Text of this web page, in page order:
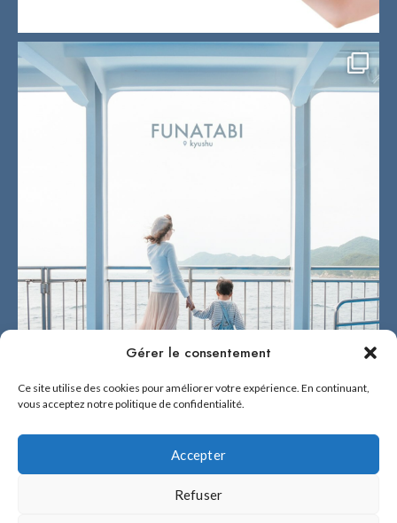
Gérer le consentement
Ce site utilise des cookies pour améliorer votre expérience. En continuant,
vous acceptez notre politique de confidentialité.
Accepter
Refuser